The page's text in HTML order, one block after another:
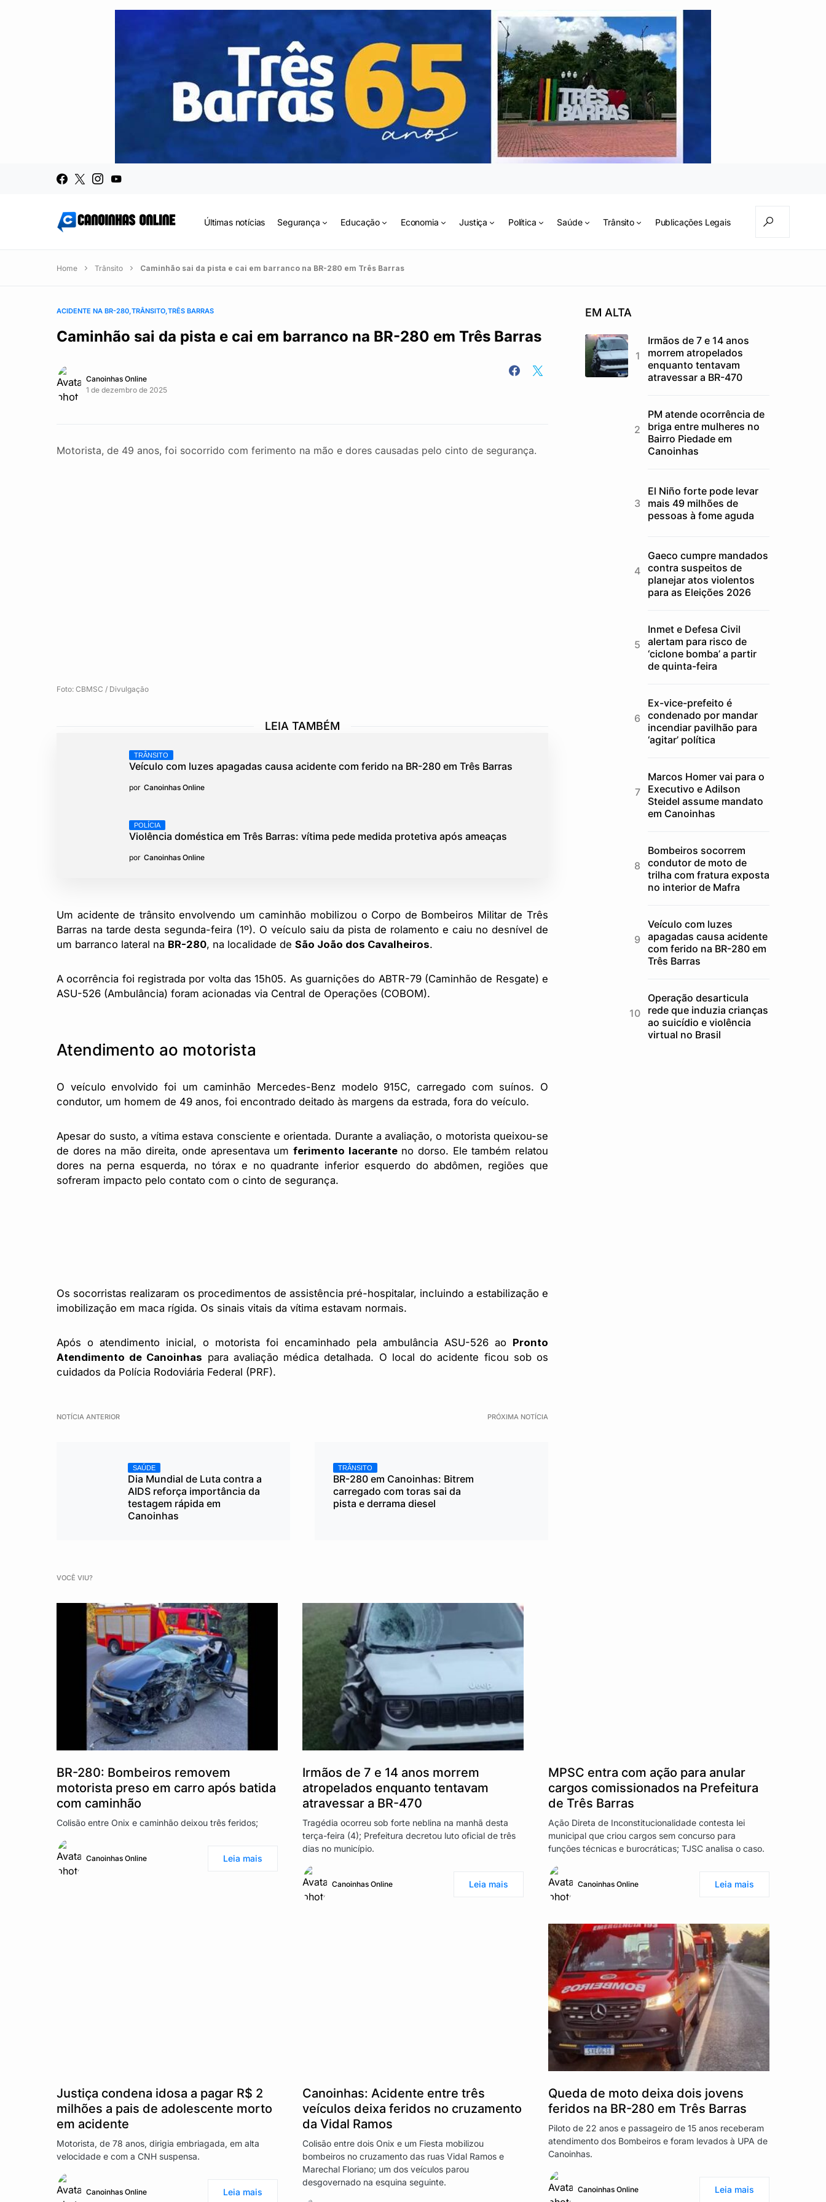
Últimas notícias Segurança Educação Economia Justiça Política Saúde Trânsito Publicações Legais
Home Trânsito Caminhão sai da pista e cai em barranco na BR-280 em Três Barras
ACIDENTE NA BR-280 TRÂNSITO TRÊS BARRAS
Caminhão sai da pista e cai em barranco na BR-280 em Três Barras
Canoinhas Online
1 de dezembro de 2025
Motorista, de 49 anos, foi socorrido com ferimento na mão e dores causadas pelo cinto de segurança.
Foto: CBMSC / Divulgação
LEIA TAMBÉM
TRÂNSITO
Veículo com luzes apagadas causa acidente com ferido na BR-280 em Três Barras
por Canoinhas Online
POLÍCIA
Violência doméstica em Três Barras: vítima pede medida protetiva após ameaças
por Canoinhas Online
Um acidente de trânsito envolvendo um caminhão mobilizou o Corpo de Bombeiros Militar de Três
Barras na tarde desta segunda-feira (1º). O veículo saiu da pista de rolamento e caiu no desnível de
um barranco lateral na BR-280, na localidade de São João dos Cavalheiros.
A ocorrência foi registrada por volta das 15h05. As guarnições do ABTR-79 (Caminhão de Resgate) e
ASU-526 (Ambulância) foram acionadas via Central de Operações (COBOM).
Atendimento ao motorista
O veículo envolvido foi um caminhão Mercedes-Benz modelo 915C, carregado com suínos. O
condutor, um homem de 49 anos, foi encontrado deitado às margens da estrada, fora do veículo.
Apesar do susto, a vítima estava consciente e orientada. Durante a avaliação, o motorista queixou-se
de dores na mão direita, onde apresentava umferimento laceranteno dorso. Ele também relatou
dores na perna esquerda, no tórax e no quadrante inferior esquerdo do abdômen, regiões que
sofreram impacto pelo contato com o cinto de segurança.
Os socorristas realizaram os procedimentos de assistência pré-hospitalar, incluindo a estabilização e
imobilização em maca rígida. Os sinais vitais da vítima estavam normais.
Após o atendimento inicial, o motorista foi encaminhado pela ambulância ASU-526 ao Pronto
Atendimento de Canoinhas para avaliação médica detalhada. O local do acidente ficou sob os
cuidados da Polícia Rodoviária Federal (PRF).
NOTÍCIA ANTERIOR
SAÚDE
Dia Mundial de Luta contra a
AIDS reforça importância da
testagem rápida em
Canoinhas
PRÓXIMA NOTÍCIA
TRÂNSITO
BR-280 em Canoinhas: Bitrem
carregado com toras sai da
pista e derrama diesel
EM ALTA
Irmãos de 7 e 14 anos
morrem atropelados
enquanto tentavam
atravessar a BR-470
PM atende ocorrência de
briga entre mulheres no
Bairro Piedade em
Canoinhas
El Niño forte pode levar
mais 49 milhões de
pessoas à fome aguda
Gaeco cumpre mandados
contra suspeitos de
planejar atos violentos
para as Eleições 2026
Inmet e Defesa Civil
alertam para risco de
‘ciclone bomba’ a partir
de quinta-feira
Ex-vice-prefeito é
condenado por mandar
incendiar pavilhão para
‘agitar’ política
Marcos Homer vai para o
Executivo e Adilson
Steidel assume mandato
em Canoinhas
Bombeiros socorrem
condutor de moto de
trilha com fratura exposta
no interior de Mafra
Veículo com luzes
apagadas causa acidente
com ferido na BR-280 em
Três Barras
Operação desarticula
rede que induzia crianças
ao suicídio e violência
virtual no Brasil
VOCÊ VIU?
BR-280: Bombeiros removem
motorista preso em carro após batida
com caminhão
Colisão entre Onix e caminhão deixou três feridos;
Canoinhas Online Leia mais
Irmãos de 7 e 14 anos morrem
atropelados enquanto tentavam
atravessar a BR-470
Tragédia ocorreu sob forte neblina na manhã desta
terça-feira (4); Prefeitura decretou luto oficial de três
dias no município.
Canoinhas Online Leia mais
MPSC entra com ação para anular
cargos comissionados na Prefeitura
de Três Barras
Ação Direta de Inconstitucionalidade contesta lei
municipal que criou cargos sem concurso para
funções técnicas e burocráticas; TJSC analisa o caso.
Canoinhas Online Leia mais
Justiça condena idosa a pagar R$ 2
milhões a pais de adolescente morto
em acidente
Motorista, de 78 anos, dirigia embriagada, em alta
velocidade e com a CNH suspensa.
Canoinhas Online Leia mais
Canoinhas: Acidente entre três
veículos deixa feridos no cruzamento
da Vidal Ramos
Colisão entre dois Onix e um Fiesta mobilizou
bombeiros no cruzamento das ruas Vidal Ramos e
Marechal Floriano; um dos veículos parou
desgovernado na esquina seguinte.
Queda de moto deixa dois jovens
feridos na BR-280 em Três Barras
Piloto de 22 anos e passageiro de 15 anos receberam
atendimento dos Bombeiros e foram levados à UPA de
Canoinhas.
Canoinhas Online Leia mais